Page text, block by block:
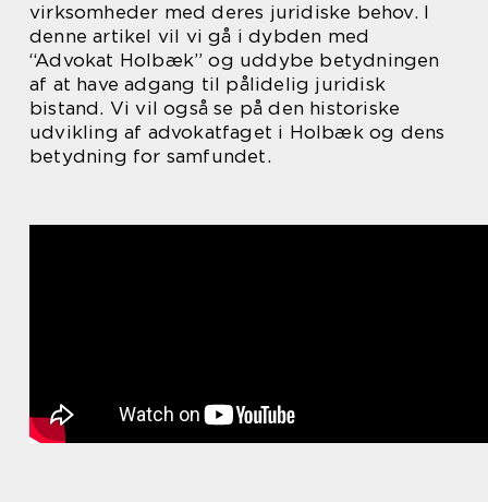
virksomheder med deres juridiske behov. I
denne artikel vil vi gå i dybden med
“Advokat Holbæk” og uddybe betydningen
af at have adgang til pålidelig juridisk
bistand. Vi vil også se på den historiske
udvikling af advokatfaget i Holbæk og dens
betydning for samfundet.